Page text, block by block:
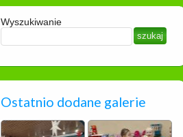
Wyszukiwanie
Ostatnio dodane galerie